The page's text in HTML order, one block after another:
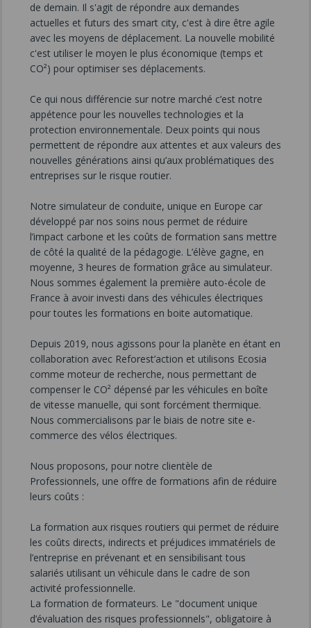
de demain. Il s'agit de répondre aux demandes
actuelles et futurs des smart city, c'est à dire être agile
avec les moyens de déplacement. La nouvelle mobilité
c'est utiliser le moyen le plus économique (temps et
CO²) pour optimiser ses déplacements.
Ce qui nous différencie sur notre marché c’est notre
appétence pour les nouvelles technologies et la
protection environnementale. Deux points qui nous
permettent de répondre aux attentes et aux valeurs des
nouvelles générations ainsi qu’aux problématiques des
entreprises sur le risque routier.
Notre simulateur de conduite, unique en Europe car
développé par nos soins nous permet de réduire
l’impact carbone et les coûts de formation sans mettre
de côté la qualité de la pédagogie. L’élève gagne, en
moyenne, 3 heures de formation grâce au simulateur.
Nous sommes également la première auto-école de
France à avoir investi dans des véhicules électriques
pour toutes les formations en boite automatique.
Depuis 2019, nous agissons pour la planète en étant en
collaboration avec Reforest’action et utilisons Ecosia
comme moteur de recherche, nous permettant de
compenser le CO² dépensé par les véhicules en boîte
de vitesse manuelle, qui sont forcément thermique.
Nous commercialisons par le biais de notre site e-
commerce des vélos électriques.
Nous proposons, pour notre clientèle de
Professionnels, une offre de formations afin de réduire
leurs coûts :
La formation aux risques routiers qui permet de réduire
les coûts directs, indirects et préjudices immatériels de
l’entreprise en prévenant et en sensibilisant tous
salariés utilisant un véhicule dans le cadre de son
activité professionnelle.
La formation de formateurs. Le "document unique
d’évaluation des risques professionnels", obligatoire à